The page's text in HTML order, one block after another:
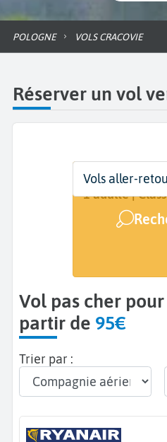
POLOGNE VOLS CRACOVIE
Réserver un vol
Départ
De...
Dates
Dates de
Voyageurs |
1 adulte |
Vols aller-
Vol pas cher pour
partir de 95€
Trier par :